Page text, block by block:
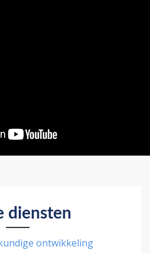
diensten
ontwikkeling